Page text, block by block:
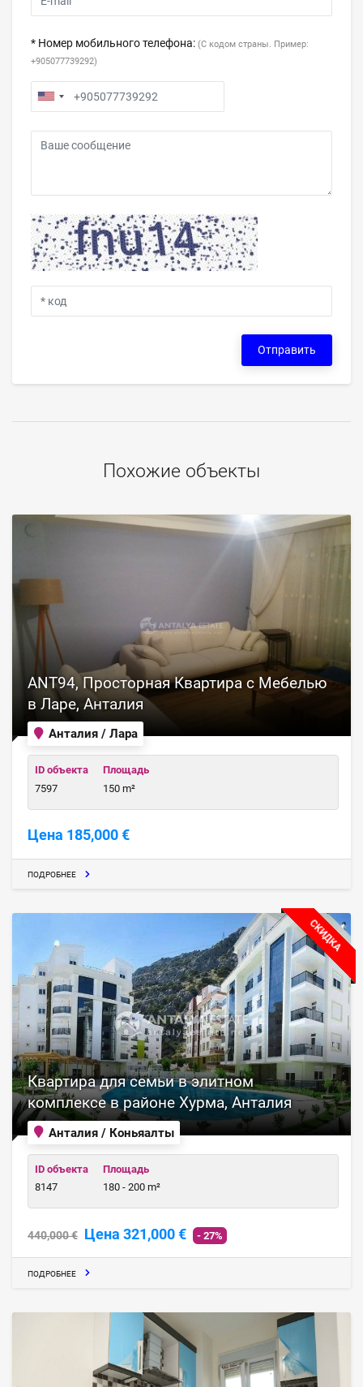
* Номер мобильного телефона: (С кодом страны. Пример:
+905077739292)
Отправить
Похожие объекты
Анталия / Лара
ANT94, Просторная Квартира с Мебелью
в Ларе, Анталия
ID объекта
7597
Площадь
150 m²
Цена 185,000 €
ПОДРОБНЕЕ
СКИДКА
Анталия / Коньяалты
Квартира для семьи в элитном
комплексе в районе Хурма, Анталия
ID объекта
8147
Площадь
180 - 200 m²
440,000 € Цена 321,000 € - 27%
ПОДРОБНЕЕ